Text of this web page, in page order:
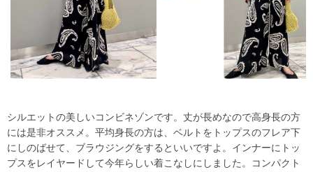
シルエットの美しいコンビネゾンです。丈が長めなので高身長の方
には是非オススメ。平均身長の方は、ベルトをトップスのフレア下
にしのばせて、ブラウジングをするといいですよ。インナーにトッ
プスをレイヤードして今年らしい着こなしにしました。コンパクト